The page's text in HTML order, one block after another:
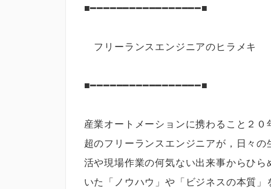
■━━━━━━━━━━━━━━━━━■
フリーランスエンジニアのヒラメ
■━━━━━━━━━━━━━━━━━■
産業オートメーションに携わること２０
超のフリーランスエンジニアが，日々の
活や現場作業の何気ない出来事からひら
いた「ノウハウ」や「ビジネスの本質」